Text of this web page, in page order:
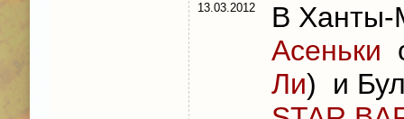
13.03.2012
В Ханты-
Асеньки
Ли) и